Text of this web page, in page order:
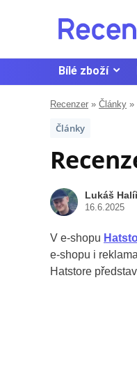
Bílé zboží
Recenzer » Články »
Články
Lukáš
16.6.2025
V e-shopu
e-shopu i
Hatstore